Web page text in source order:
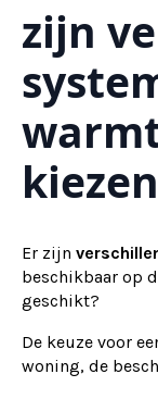
zijn
Er zijn
beschikbaar op
geschikt?
De keuze voor
woning, de